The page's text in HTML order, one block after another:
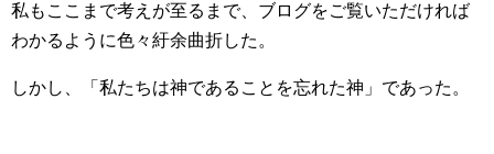
私もここまで考えが至るまで、ブログをご覧いただければ
わかるように色々紆余曲折した。
しかし、「私たちは神であることを忘れた神」であった。